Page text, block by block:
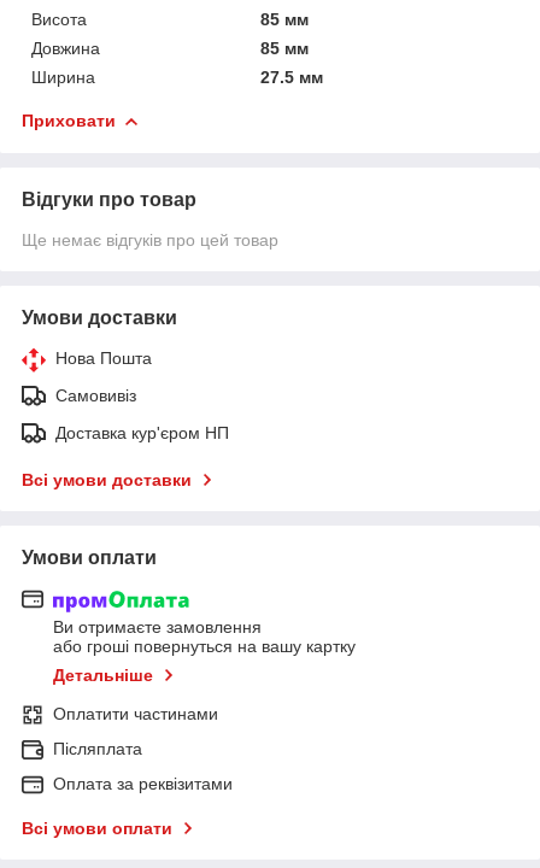
Висота
85 мм
Довжина
85 мм
Ширина
27.5 мм
Приховати
Відгуки про товар
Ще немає відгуків про цей товар
Умови доставки
Нова Пошта
Самовивіз
Доставка кур'єром НП
Всі умови доставки
Умови оплати
Ви отримаєте замовлення
або гроші повернуться на вашу картку
Детальніше
Оплатити частинами
Післяплата
Оплата за реквізитами
Всі умови оплати